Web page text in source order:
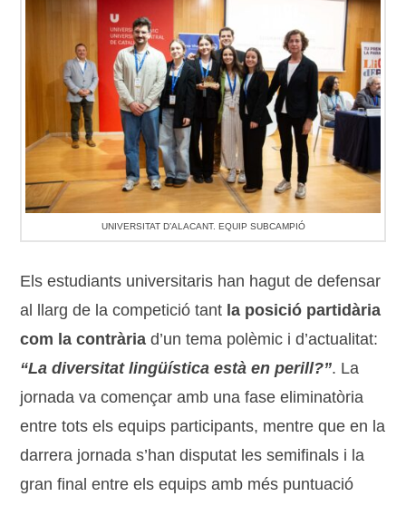
UNIVERSITAT D’ALACANT. EQUIP SUBCAMPIÓ
Els estudiants universitaris han hagut de defensar
al llarg de la competició tant la posició partidària
com la contrària d’un tema polèmic i d’actualitat:
“La diversitat lingüística està en perill?”. La
jornada va començar amb una fase eliminatòria
entre tots els equips participants, mentre que en la
darrera jornada s’han disputat les semifinals i la
gran final entre els equips amb més puntuació